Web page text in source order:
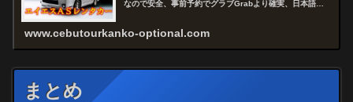
なので安全、事前予約でグラブGrabより確実、日本語で
www.cebutourkanko-optional.com
まとめ